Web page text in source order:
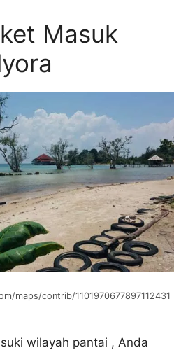
Masuk
maps/contrib/1101970677897112431
wilayah pantai , Anda